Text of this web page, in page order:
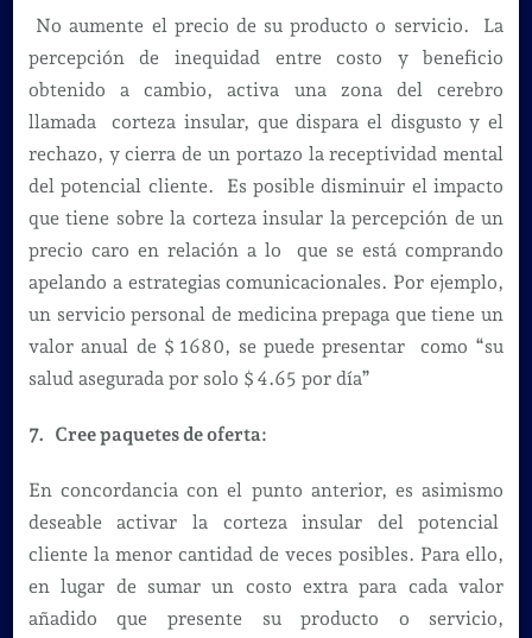
No aumente el precio de su producto o servicio. La
percepción de inequidad entre costo y beneficio
obtenido a cambio, activa una zona del cerebro
llamada corteza insular, que dispara el disgusto y el
rechazo, y cierra de un portazo la receptividad mental
del potencial cliente. Es posible disminuir el impacto
que tiene sobre la corteza insular la percepción de un
precio caro en relación a lo que se está comprando
apelando a estrategias comunicacionales. Por ejemplo,
un servicio personal de medicina prepaga que tiene un
valor anual de $ 1680, se puede presentar como “su
salud asegurada por solo $ 4.65 por día”
7. Cree paquetes de oferta:
En concordancia con el punto anterior, es asimismo
deseable activar la corteza insular del potencial
cliente la menor cantidad de veces posibles. Para ello,
en lugar de sumar un costo extra para cada valor
añadido que presente su producto o servicio,